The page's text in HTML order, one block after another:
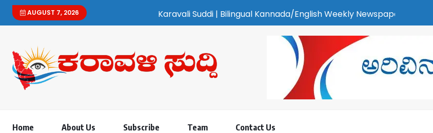
AUGUST 7, 2026Karavali Suddi | Bilingual Kannada/English Weekly Newspaper | ಕರಾವಳಿ ಸುದ್ದಿ - ಅರವಿನತ್ತ ನಮ್ಮ ಚಿತ್ತ
Home About Us Subscribe Team Contact Us